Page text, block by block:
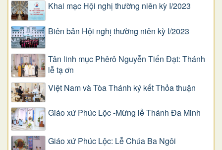
Khai mạc Hội nghị thường niên kỳ I/2023
Biên bản Hội nghị thường niên kỳ I/2023
Tân linh mục Phêrô Nguyễn Tiến Đạt: Thánh
lễ tạ ơn
Việt Nam và Tòa Thánh ký kết Thỏa thuận
Giáo xứ Phúc Lộc -Mừng lễ Thánh Đa Minh
Giáo xứ Phúc Lộc: Lễ Chúa Ba Ngôi